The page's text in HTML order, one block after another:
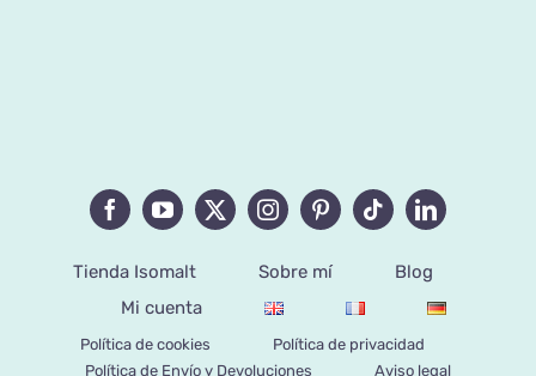
Tienda Isomalt Sobre mí
Blog
Mi cuenta
Política de cookies
Política de privacidad
Política de Envío y Devoluciones
Aviso legal